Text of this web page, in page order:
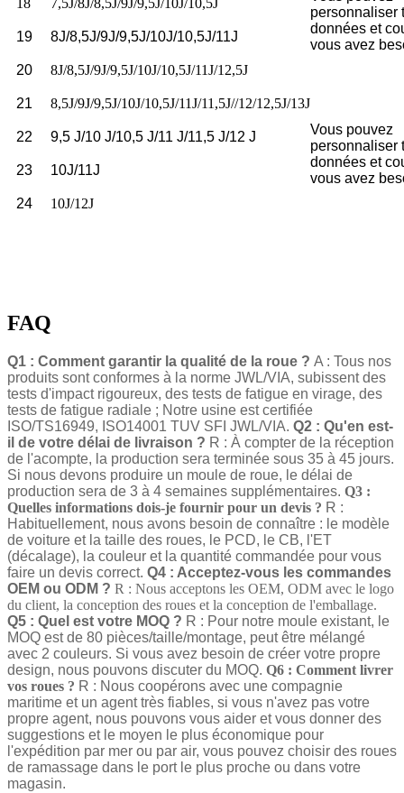
personnaliser
données et
vous avez
18 7,5J/8J/8,5J/9J/9,5J/10J/10,5J
19 8J/8,5J/9J/9,5J/10J/10,5J/11J
20 8J/8,5J/9J/9,5J/10J/10,5J/11J/12,5J
21
8,5J/9J/9,5J/10J/10,5J/11J/11,5J//12/12,5J/13J
Vous pouvez
personnaliser
données et
vous avez
22 9,5 J/10 J/10,5 J/11 J/11,5 J/12 J
23 10J/11J
24 10J/12J
FAQ
Q1 : Comment garantir la qualité de la roue ? A : Tous nos
produits sont conformes à la norme JWL/VIA, subissent des
tests d'impact rigoureux, des tests de fatigue en virage, des
tests de fatigue radiale ; Notre usine est certifiée
ISO/TS16949, ISO14001 TUV SFI JWL/VIA. Q2 : Qu'en est-
il de votre délai de livraison ? R : À compter de la réception
de l'acompte, la production sera terminée sous 35 à 45 jours.
Si nous devons produire un moule de roue, le délai de
production sera de 3 à 4 semaines supplémentaires. Q3 :
Quelles informations dois-je fournir pour un devis ? R :
Habituellement, nous avons besoin de connaître : le modèle
de voiture et la taille des roues, le PCD, le CB, l'ET
(décalage), la couleur et la quantité commandée pour vous
faire un devis correct. Q4 : Acceptez-vous les commandes
OEM ou ODM ? R : Nous acceptons les OEM, ODM avec le logo
du client, la conception des roues et la conception de l'emballage.
Q5 : Quel est votre MOQ ? R : Pour notre moule existant, le
MOQ est de 80 pièces/taille/montage, peut être mélangé
avec 2 couleurs. Si vous avez besoin de créer votre propre
design, nous pouvons discuter du MOQ. Q6 : Comment livrer
vos roues ? R : Nous coopérons avec une compagnie
maritime et un agent très fiables, si vous n'avez pas votre
propre agent, nous pouvons vous aider et vous donner des
suggestions et le moyen le plus économique pour
l'expédition par mer ou par air, vous pouvez choisir des roues
de ramassage dans le port le plus proche ou dans votre
magasin.